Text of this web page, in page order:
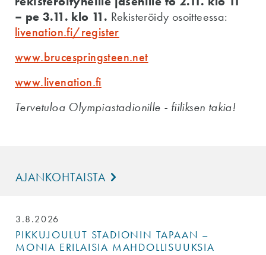
– pe 3.11. klo 11. Rekisteröidy osoitteessa:
livenation.fi/register
www.brucespringsteen.net
www.livenation.fi
Tervetuloa Olympiastadionille - fiiliksen takia!
AJANKOHTAISTA
3.8.2026
PIKKUJOULUT STADIONIN TAPAAN –
MONIA ERILAISIA MAHDOLLISUUKSIA